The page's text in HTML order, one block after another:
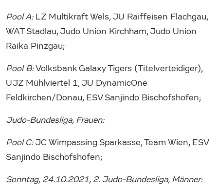
Pool A:LZ Multikraft Wels, JU Raiffeisen Flachgau,
WAT Stadlau, Judo Union Kirchham, Judo Union
Raika Pinzgau;
Pool B:Volksbank Galaxy Tigers (Titelverteidiger),
UJZ Mühlviertel 1, JU DynamicOne
Feldkirchen/Donau, ESV Sanjindo Bischofshofen;
Judo-Bundesliga, Frauen:
Pool C:JC Wimpassing Sparkasse, Team Wien, ESV
Sanjindo Bischofshofen;
Sonntag, 24.10.2021, 2. Judo-Bundesliga, Männer: